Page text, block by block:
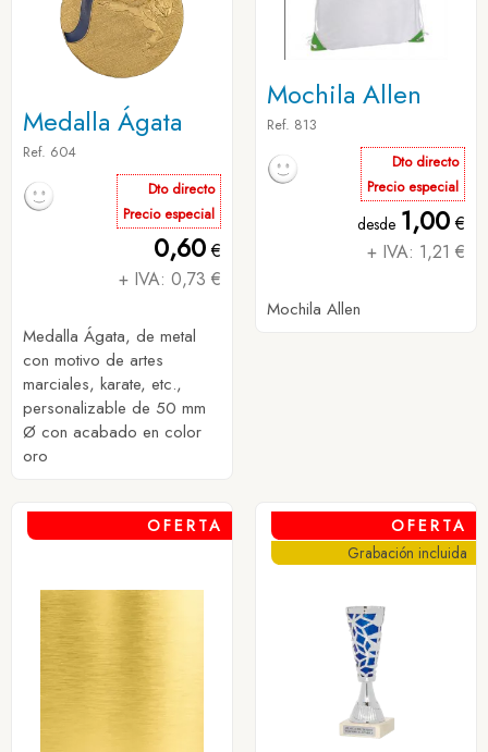
Medalla Ágata
Ref. 604
Dto directo
Precio especial
0,60€
+ IVA: 0,73 €
Medalla Ágata, de metal
con motivo de artes
marciales, karate, etc.,
personalizable de 50 mm
Ø con acabado en color
oro
Mochila Allen
Ref. 813
Dto directo
Precio especial
desde 1,00€
+ IVA: 1,21 €
Mochila Allen
OFERTA
OFERTA
Grabación incluida